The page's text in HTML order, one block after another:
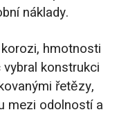
náklady.
hmotnosti
konstrukci
řetězy,
mezi odolností a